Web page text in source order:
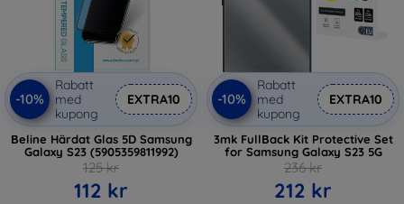
-10%
Rabatt
med
kupong
EXTRA10
Beline Härdat Glas 5D Samsung
Galaxy S23 (5905359811992)
125 kr
112 kr
-10%
Rabatt
med
kupong
EXTRA10
3mk FullBack Kit Protective Set
for Samsung Galaxy S23 5G
236 kr
212 kr